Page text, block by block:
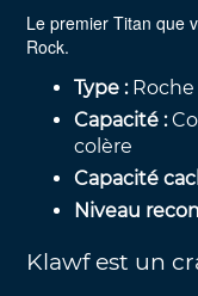
Le premier Titan que
Rock.
Type :Roche
Capacité :
colère
Capacité
Niveau
Klawf est un